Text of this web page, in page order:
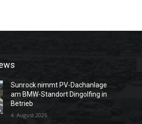
Sunrock nimmt PV-Dachanlage
am BMW-Standort Dingolfing in
Betrieb
4. August 2026